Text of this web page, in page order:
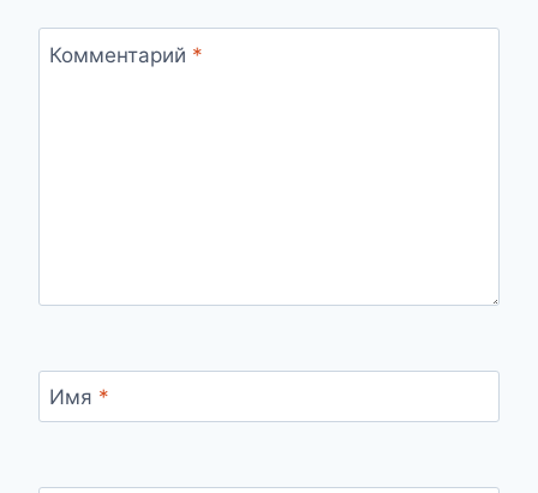
Комментарий *
Имя *